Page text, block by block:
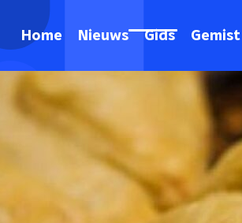
Home Nieuws Gids Gemist